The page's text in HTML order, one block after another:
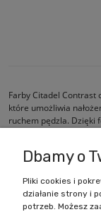
Farby Citadel Contrast
które umożliwia
ruchem pędzla. Dzięki
Dbamy o
Pliki cookies i
działanie strony i
potrzeb. Możesz